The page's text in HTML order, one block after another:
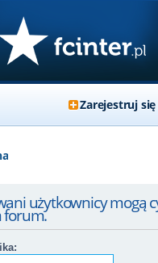
Zarejestruj się
użytkownicy mogą
forum.